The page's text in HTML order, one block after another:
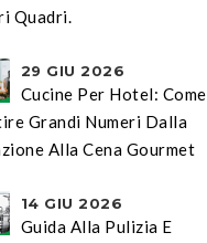
Quadri.
29 GIU 2026
Cucine Per Hotel: Come
Grandi Numeri Dalla
Alla Cena Gourmet
14 GIU 2026
Guida Alla Pulizia E